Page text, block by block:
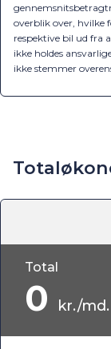
overblik over, hvilke
respektive bil ud fra
ikke holdes
ikke stemmer
Total
0 kr./md.